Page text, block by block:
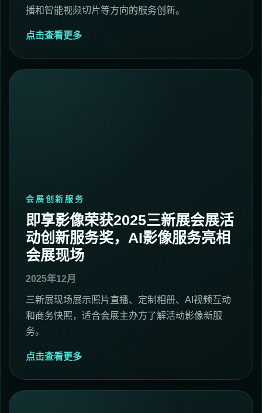
播和智能视频切片等方向的服务创新。
点击查看更多
会展创新服务
即享影像荣获2025三新展会展活
动创新服务奖，AI影像服务亮相
会展现场
2025年12月
三新展现场展示照片直播、定制相册、AI视频互动
和商务快照，适合会展主办方了解活动影像新服
务。
点击查看更多